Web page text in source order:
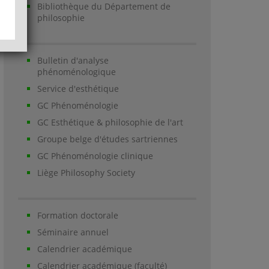
Bibliothèque du Département de
philosophie
Bulletin d'analyse
phénoménologique
Service d'esthétique
GC Phénoménologie
GC Esthétique & philosophie de l'art
Groupe belge d'études sartriennes
GC Phénoménologie clinique
Liège Philosophy Society
Formation doctorale
Séminaire annuel
Calendrier académique
Calendrier académique (faculté)